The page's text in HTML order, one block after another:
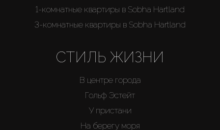
1-комнатные квартиры в Sobha Hartland
3-комнатные квартиры в Sobha Hartland
СТИЛЬ ЖИЗНИ
В центре города
Гольф Эстейт
У пристани
На берегу моря